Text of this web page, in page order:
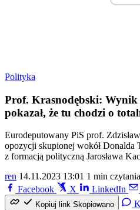
Polityka
Prof. Krasnodębski: Wynik
pokazał, że tu chodzi o
Eurodeputowany PiS prof.
opozycji skupionej wokół Donalda
z formacją polityczną Jarosława
ren 14.11.2023 13:01 1 min czytania
Facebook
X LinkedIn
Kopiuj link Skopiowano